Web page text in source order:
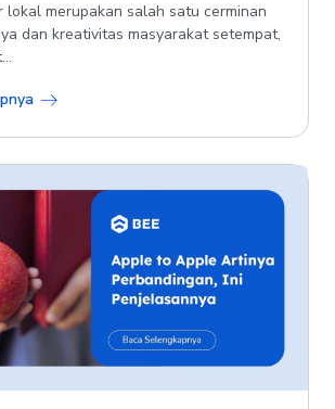
lokal merupakan salah satu cerminan
dan kreativitas masyarakat setempat,